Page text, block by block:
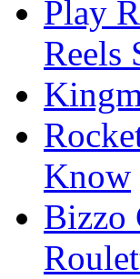
Play
Reels
Know
Bizzo